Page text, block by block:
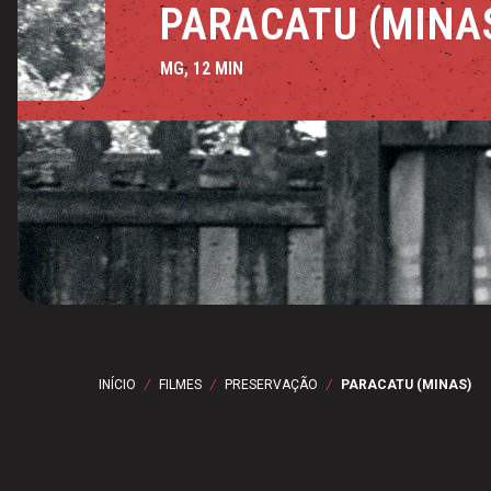
PARACATU
MG, 12 MIN
INÍCIO / FILMES / PRESERVAÇÃO / PARACATU (MINAS)